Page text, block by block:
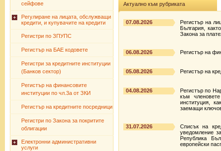
сейфове
Регулиране на лицата, обслужващи
кредити, и купувачите на кредити
Регистри по ЗПУПС
Регистър на БАЕ кодовете
Регистри за кредитните институции
(Банков сектор)
Регистър на финансовите
институции по чл.3а от ЗКИ
Регистър на кредитните посредници
Регистри по Закона за покритите
облигации
Електронни административни
услуги
Актуално към рубриката
07.08.2026
Регистър на
България,
Закона за
06.08.2026 Регистър на
05.08.2026 Регистър на
04.08.2026
Регистър по
към
институция,
заемащи
31.07.2026
Списък на
уведомление
Република
европейски